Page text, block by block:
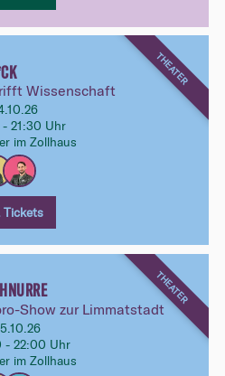
THEATER
Wissenschaft
21:30 Uhr
im Zollhaus
THEATER
Show zur Limmatstadt
- 22:00 Uhr
im Zollhaus